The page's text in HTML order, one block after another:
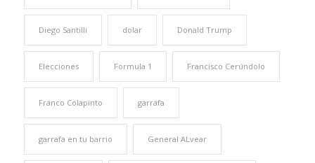
Diego Santilli dolar Donald Trump
Elecciones Formula 1 Francisco Cerúndolo
Franco Colapinto garrafa
garrafa en tu barrio General ALvear